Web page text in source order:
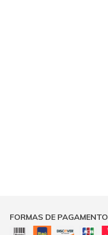
FORMAS DE PAGAMENTO